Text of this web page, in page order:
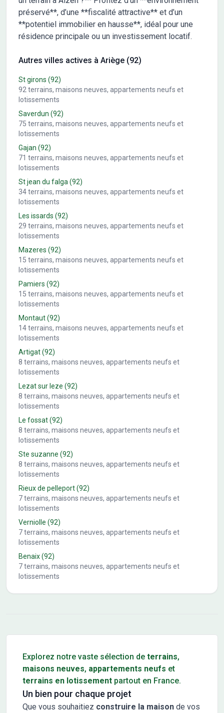
préservé**, d’une **fiscalité attractive** et d’un
**potentiel immobilier en hausse**, idéal pour une
résidence principale ou un investissement locatif.
Autres villes actives à Ariège (92)
St girons (92)
92 terrains, maisons neuves, appartements neufs et
lotissements
Saverdun (92)
75 terrains, maisons neuves, appartements neufs et
lotissements
Gajan (92)
71 terrains, maisons neuves, appartements neufs et
lotissements
St jean du falga (92)
34terrains, maisons neuves, appartements neufs et
lotissements
Les issards (92)
29 terrains, maisons neuves, appartements neufs et
lotissements
Mazeres (92)
15 terrains, maisons neuves, appartements neufs et
lotissements
Pamiers (92)
15 terrains, maisons neuves, appartements neufs et
lotissements
Montaut(92)
14terrains, maisons neuves, appartements neufs et
lotissements
Artigat(92)
8 terrains, maisons neuves, appartements neufs et
lotissements
Lezat sur leze (92)
8 terrains, maisons neuves, appartements neufs et
lotissements
Le fossat(92)
8 terrains, maisons neuves, appartements neufs et
lotissements
Ste suzanne (92)
8 terrains, maisons neuves, appartements neufs et
lotissements
Rieux de pelleport(92)
7terrains, maisons neuves, appartements neufs et
lotissements
Verniolle (92)
7terrains, maisons neuves, appartements neufs et
lotissements
Benaix(92)
7terrains, maisons neuves, appartements neufs et
lotissements
Explorez notre vaste sélection de terrains,
maisons neuves, appartements neufs et
terrains en lotissement partout en France.
Un bien pour chaque projet
Que vous souhaitiez construire la maison de vos